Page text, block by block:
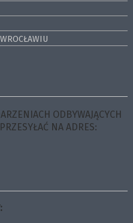
ODBYWAJĄCYCH
NA ADRES: